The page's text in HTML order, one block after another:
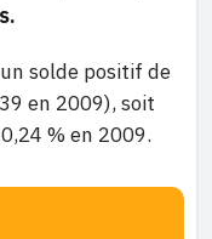
solde positif de
en 2009), soit
% en 2009.